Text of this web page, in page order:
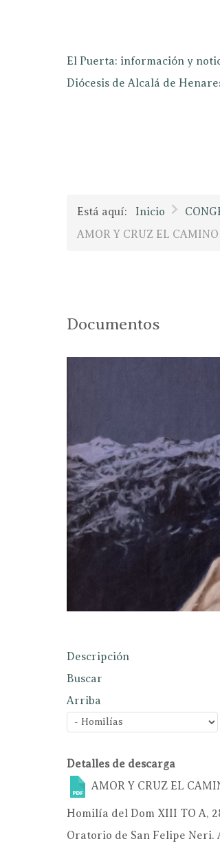
El Puerta: información y
Diócesis de Alcalá de
Está aquí: Inicio
AMOR Y CRUZ EL
Documentos
Descripción
Buscar
Arriba
Detalles de descarga
AMOR Y CRUZ EL
Homilía del Dom XIII TO A,
Oratorio de San Felipe Neri.